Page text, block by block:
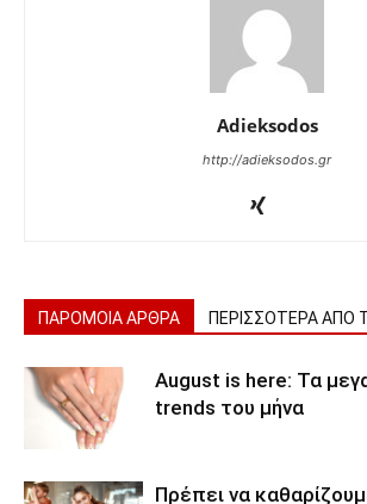
Adieksodos
http://adieksodos.gr
ΠΑΡΟΜΟΙΑ ΑΡΘΡΑ ΠΕΡΙΣΣΟΤΕΡΑ ΑΠΟ
August is here: Τα
trends του μήνα
Πρέπει να